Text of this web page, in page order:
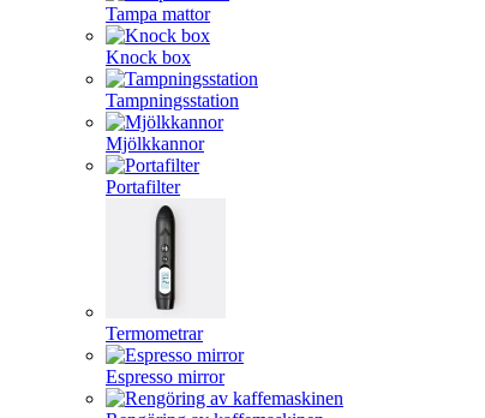
Tampa mattor
Knock box
Tampningsstation
Mjölkkannor
Portafilter
Termometrar
Espresso mirror